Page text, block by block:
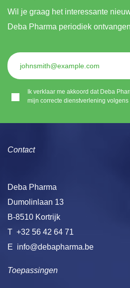
Ik verklaar me akkoord dat Deba
mijn correcte dienstverlening volgens
Wil je graag het interessante
Deba Pharma periodiek
Toepassingen
Contact
Deba Pharma
Dumolinlaan 13
B-8510 Kortrijk
T +32 56 42 64 71
E info@debapharma.be